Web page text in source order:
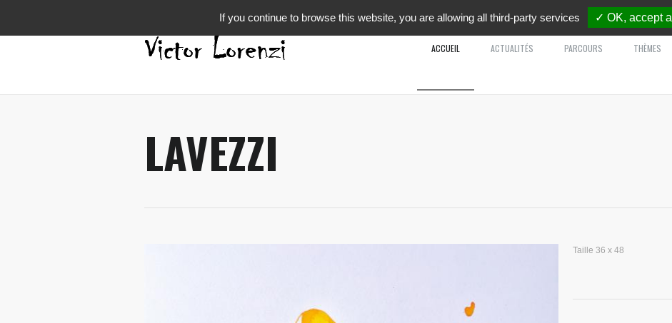
ACCUEIL ACTUALITÉS PARCOURS THÈMES
LAVEZZI
Taille 36 x 48
If you continue to browse this website, you are allowing all third-party services ✓ OK, accept all